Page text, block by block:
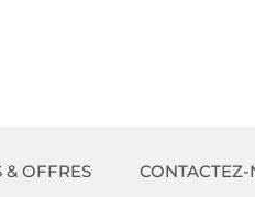
& OFFRES CONTACTEZ-